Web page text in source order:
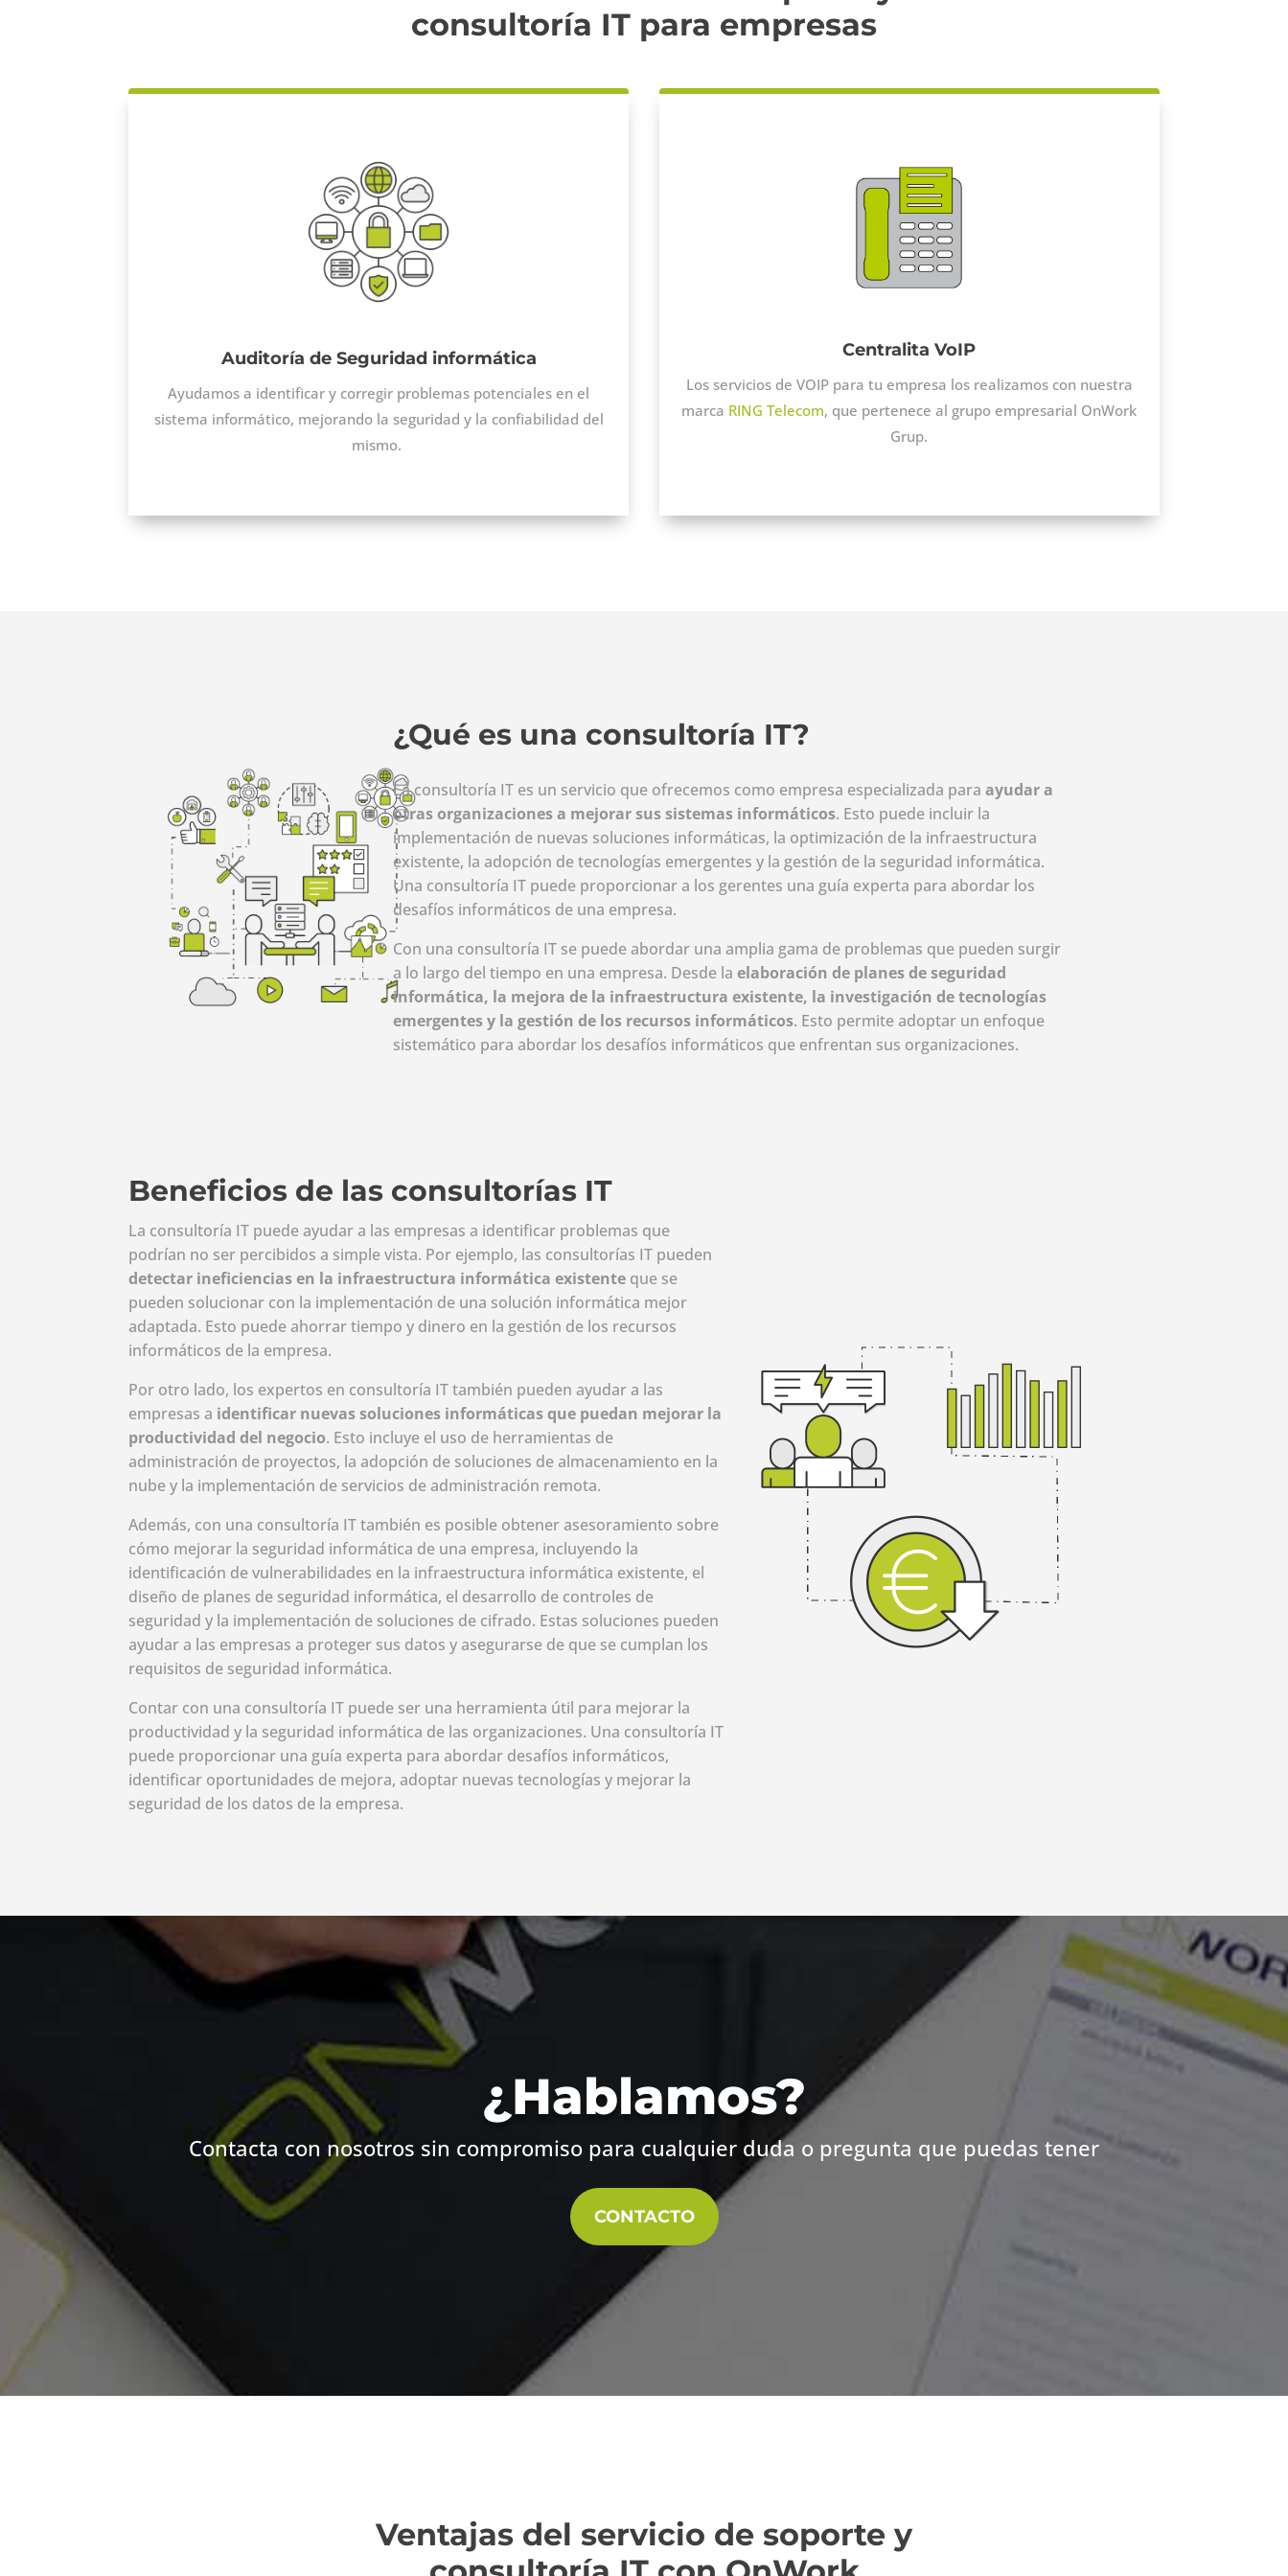
consultoría IT para empresas
Auditoría de Seguridad informática
Ayudamos a identificar y corregir problemas potenciales en el
sistema informático, mejorando la seguridad y la confiabilidad del
mismo.
Centralita VoIP
Los servicios de VOIP para tu empresa los realizamos con nuestra
marca RING Telecom, que pertenece al grupo empresarial OnWork
Grup.
¿Qué es una consultoría IT?
La consultoría IT es un servicio que ofrecemos como empresa especializada paraayudar a
otras organizaciones a mejorar sus sistemas informáticos. Esto puede incluir la
implementación de nuevas soluciones informáticas, la optimización de la infraestructura
existente, la adopción de tecnologías emergentes y la gestión de la seguridad informática.
Una consultoría IT puede proporcionar a los gerentes una guía experta para abordar los
desafíos informáticos de una empresa.
Con una consultoría IT se puede abordar una amplia gama de problemas que pueden surgir
a lo largo del tiempo en una empresa. Desde laelaboración de planes de seguridad
informática, la mejora de la infraestructura existente, la investigación de tecnologías
emergentes y la gestión de los recursos informáticos. Esto permite adoptar un enfoque
sistemático para abordar los desafíos informáticos que enfrentan sus organizaciones.
Beneficios de las consultorías IT
La consultoría IT puede ayudar a las empresas a identificar problemas que
podrían no ser percibidos a simple vista. Por ejemplo, las consultorías IT pueden
detectar ineficiencias en la infraestructura informática existente que se
pueden solucionar con la implementación de una solución informática mejor
adaptada. Esto puede ahorrar tiempo y dinero en la gestión de los recursos
informáticos de la empresa.
Por otro lado, los expertos en consultoría IT también pueden ayudar a las
empresas a identificar nuevas soluciones informáticas que puedan mejorar la
productividad del negocio. Esto incluye el uso de herramientas de
administración de proyectos, la adopción de soluciones de almacenamiento en la
nube y la implementación de servicios de administración remota.
Además, con una consultoría IT también es posible obtener asesoramiento sobre
cómo mejorar la seguridad informática de una empresa, incluyendo la
identificación de vulnerabilidades en la infraestructura informática existente, el
diseño de planes de seguridad informática, el desarrollo de controles de
seguridad y la implementación de soluciones de cifrado. Estas soluciones pueden
ayudar a las empresas a proteger sus datos y asegurarse de que se cumplan los
requisitos de seguridad informática.
Contar con una consultoría IT puede ser una herramienta útil para mejorar la
productividad y la seguridad informática de las organizaciones. Una consultoría IT
puede proporcionar una guía experta para abordar desafíos informáticos,
identificar oportunidades de mejora, adoptar nuevas tecnologías y mejorar la
seguridad de los datos de la empresa.
¿Hablamos?
Contacta con nosotros sin compromiso para cualquier duda o pregunta que puedas tener
CONTACTO
Ventajas del servicio de soporte y